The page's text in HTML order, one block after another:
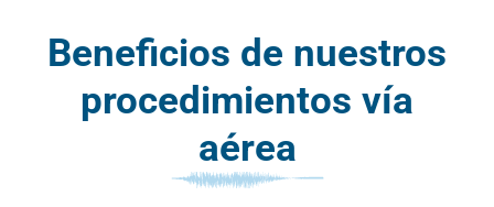
Beneficios de nuestros
procedimientos vía
aérea